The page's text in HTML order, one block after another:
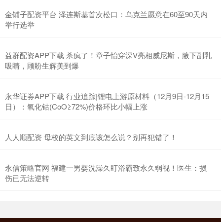
金铺子配资平台 泽连斯基首次松口：乌克兰愿意在60至90天内
举行选举
益群配资APP下载 杀疯了！章子怡穿深V亮相威尼斯，腋下副乳
吸睛，顾盼生辉美到爆
永华证券APP下载 行业追踪|锂电上游原材料（12月9日-12月15
日）：氧化钴(CoO≥72%)价格环比小幅上涨
人人顺配资 母校的英文到底该怎么说？别再犯错了！
永信策略官网 福建一男婴洗澡久盯浴霸致永久弱视！医生：损
伤已无法逆转